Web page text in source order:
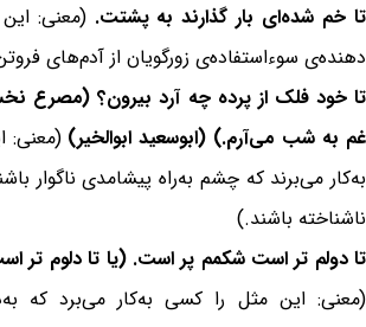
تا خم شده‌ای بار گذارند به پشتت. (معنی:
دهنده‌ی سوءاستفاده‌ی زورگویان از آدم‌های
تا خود فلک از پرده چه آرد بیرون؟ (مصرع
غم به شب می‌آرم.) (ابوسعید ابوالخیر) (معنی:
به‌کار می‌برند که چشم به‌راه پیشامدی ناگوار
ناشناخته باشند.)
تا دولم تر است شکمم پر است. (یا تا دلوم تر
(معنی: این مثل را کسی به‌کار می‌برد که